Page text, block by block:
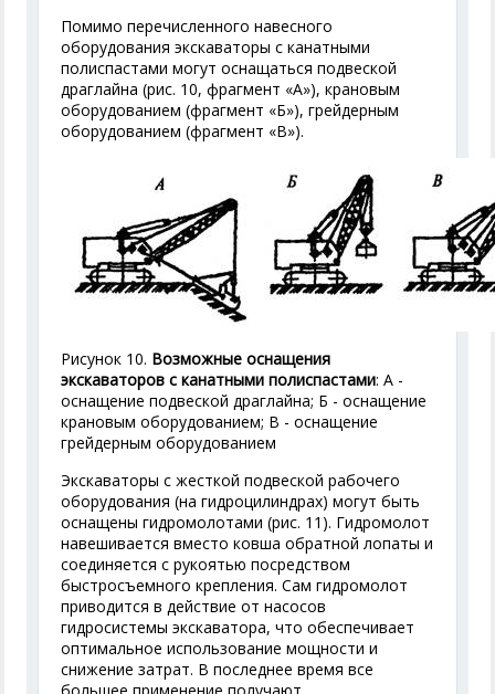
Помимо перечисленного навесного
оборудования экскаваторы с канатными
полиспастами могут оснащаться подвеской
драглайна (рис. 10, фрагмент «А»), крановым
оборудованием (фрагмент «Б»), грейдерным
оборудованием (фрагмент «В»).
Рисунок 10. Возможные оснащения
экскаваторов с канатными полиспастами: А -
оснащение подвеской драглайна; Б - оснащение
крановым оборудованием; В - оснащение
грейдерным оборудованием
Экскаваторы с жесткой подвеской рабочего
оборудования (на гидроцилиндрах) могут быть
оснащены гидромолотами (рис. 11). Гидромолот
навешивается вместо ковша обратной лопаты и
соединяется с рукоятью посредством
быстросъемного крепления. Сам гидромолот
приводится в действие от насосов
гидросистемы экскаватора, что обеспечивает
оптимальное использование мощности и
снижение затрат. В последнее время все